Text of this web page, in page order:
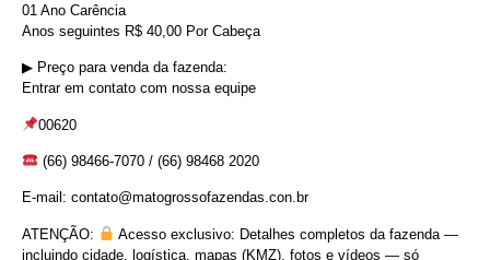
01 Ano Carência
Anos seguintes R$ 40,00 Por Cabeça
▶︎ Preço para venda da fazenda:
Entrar em contato com nossa equipe
00620
(66) 98466-7070 / (66) 98468 2020
E-mail: contato@matogrossofazendas.con.br
ATENÇÃO:
Acesso exclusivo: Detalhes completos da fazenda —
incluindo cidade, logística, mapas (KMZ), fotos e vídeos — só